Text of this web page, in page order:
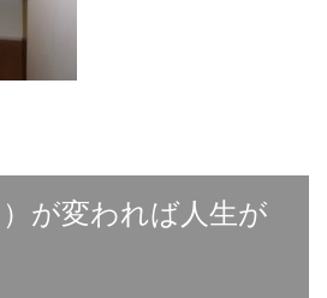
が変われば人生が